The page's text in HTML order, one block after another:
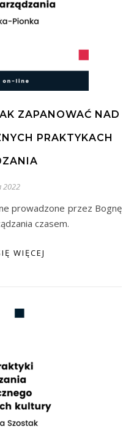
ZAPANOWAĆ NAD
PRAKTYKACH
2022
czasem.
WIĘCEJ